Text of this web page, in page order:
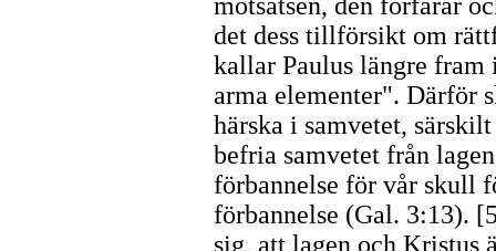
det dess tillförsikt om
kallar Paulus längre
arma elementer". Därför
härska i samvetet,
befria samvetet från
förbannelse för vår skull
förbannelse (Gal. 3:13).
sig, att lagen och Kristus